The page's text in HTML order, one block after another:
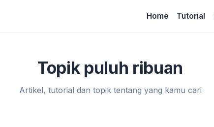
Home Tutorial
Topik puluh ribuan
Artikel, tutorial dan topik tentang yang kamu cari